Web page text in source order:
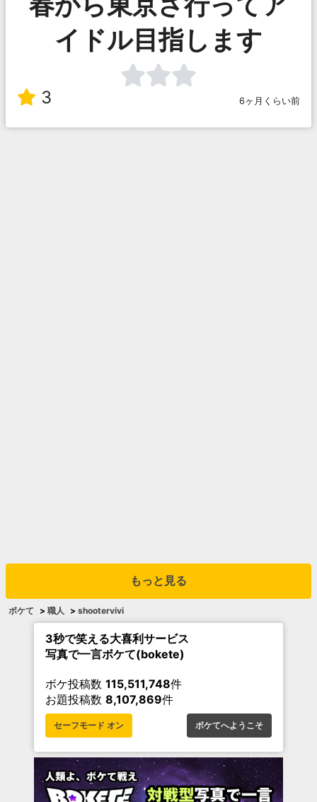
イドル目指します
3 6ヶ月くらい前
もっと見る
ボケて > 職人 > shootervivi
3秒で笑える大喜利サービス
写真で一言ボケて(bokete)
ボケ投稿数 115,511,748件
お題投稿数 8,107,869件
セーフモード オン ボケてへようこそ